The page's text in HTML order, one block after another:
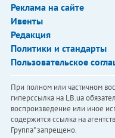
Реклама на сайте
Ивенты
Редакция
Политики и стандарты
Пользовательское
При полном или частичном
гиперссылка на LB.ua
воспроизведение или иное
содержится ссылка на
Группа" запрещено.